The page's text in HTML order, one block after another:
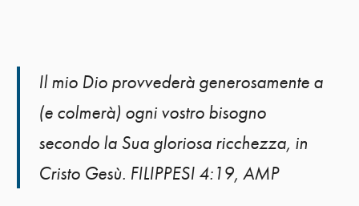
Il mio Dio provvederà generosamente a
(e colmerà) ogni vostro bisogno
secondo la Sua gloriosa ricchezza, in
Cristo Gesù. FILIPPESI 4:19, AMP